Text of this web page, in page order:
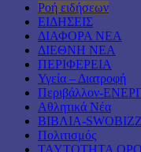
Ροή ειδήσεων
ΕΙΔΗΣΕΙΣ
ΔΙΑΦΟΡΑ ΝΕΑ
ΔΙΕΘΝΗ ΝΕΑ
ΠΕΡΙΦΕΡΕΙΑ
Υγεία – Διατροφή
Περιβάλλον-
Αθλητικά Νέα
ΒΙΒΛΙΑ-
Πολιτισμός
TAYTOTHTA